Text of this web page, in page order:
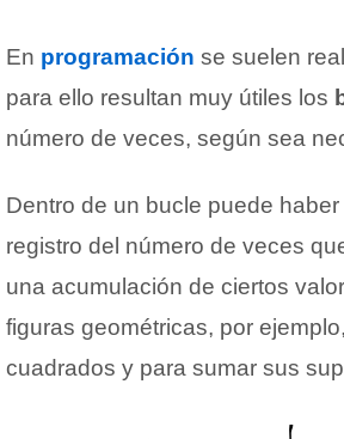
En programación se suelen
para ello resultan muy útiles los
número de veces, según sea
Dentro de un bucle puede
registro del número de veces
una acumulación de ciertos
figuras geométricas, por
cuadrados y para sumar sus